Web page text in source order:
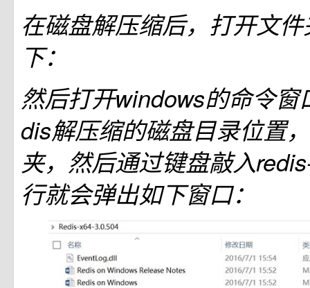
在磁盘解压缩后，打开文
下：
然后打开windows的命令窗
dis解压缩的磁盘目录位置
夹，然后通过键盘敲入
行就会弹出如下窗口：